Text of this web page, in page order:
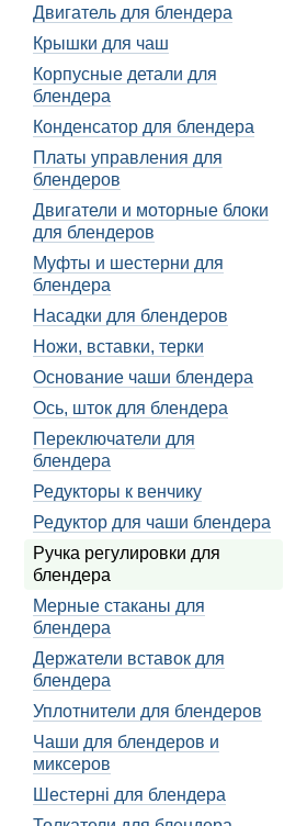
Двигатель для блендера
Крышки для чаш
Корпусные детали для
блендера
Конденсатор для блендера
Платы управления для
блендеров
Двигатели и моторные блоки
для блендеров
Муфты и шестерни для
блендера
Насадки для блендеров
Ножи, вставки, терки
Основание чаши блендера
Ось, шток для блендера
Переключатели для
блендера
Редукторы к венчику
Редуктор для чаши блендера
Ручка регулировки для
блендера
Мерные стаканы для
блендера
Держатели вставок для
блендера
Уплотнители для блендеров
Чаши для блендеров и
миксеров
Шестерні для блендера